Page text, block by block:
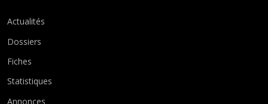
Actualités
Dossiers
Fiches
Statistiques
Annonces